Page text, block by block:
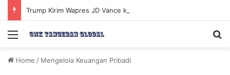
Menu
Home / Mengelola Keuangan Pribadi